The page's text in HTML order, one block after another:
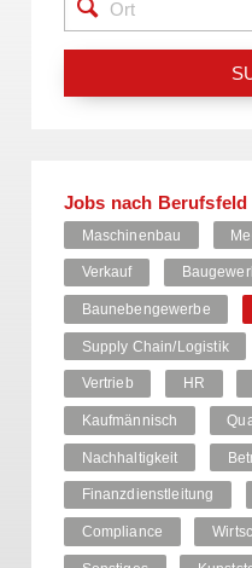
Jobs nach Berufsfeld
Maschinenbau
Verkauf
Baunebengewerbe
Supply Chain/Logistik
Vertrieb HR
Kaufmännisch
Nachhaltigkeit
Finanzdienstleitung
Compliance